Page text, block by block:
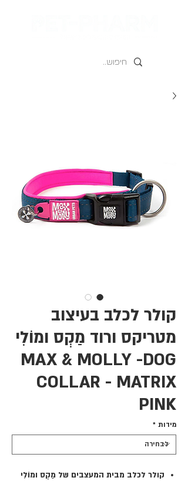
קולר לכלב בעיצוב
מטריקס ורוד מַקְס ומוֹלִי
MAX & MOLLY -DOG
COLLAR - MATRIX
PINK
מידות *
קולר לכלב מבית המעצבים של מַקְס ומוֹלִי